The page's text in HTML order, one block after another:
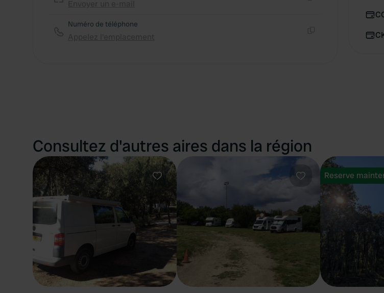
Numéro de téléphone
Consultez d'autres aires dans la région
Préféré Préféré
Reserve